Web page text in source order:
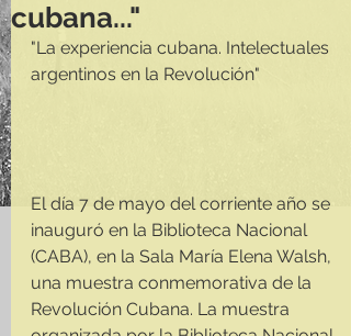
cubana..."
"La experiencia cubana. Intelectuales
argentinos en la Revolución"
El día 7 de mayo del corriente año se
inauguró en la Biblioteca Nacional
(CABA), en la Sala María Elena Walsh,
una muestra conmemorativa de la
Revolución Cubana. La muestra